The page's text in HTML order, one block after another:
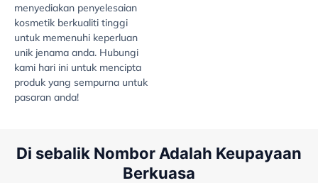
menyediakan penyelesaian
kosmetik berkualiti tinggi
untuk memenuhi keperluan
unik jenama anda. Hubungi
kami hari ini untuk mencipta
produk yang sempurna untuk
pasaran anda!
Di sebalik Nombor Adalah Keupayaan
Berkuasa